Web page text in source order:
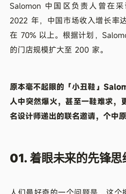
Salomon 中国区负责人曾在
2022 年，中国市场收入增长率
在 70% 以上。根据计划，
的门店规模扩大至 200 家。
原本毫不起眼的「小丑鞋」
人中突然爆火，甚至一鞋难求，
名设计师递出的联名邀请，个中
01. 着眼未来的先锋思